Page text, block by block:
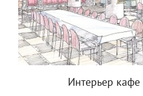
Интерьер кафе